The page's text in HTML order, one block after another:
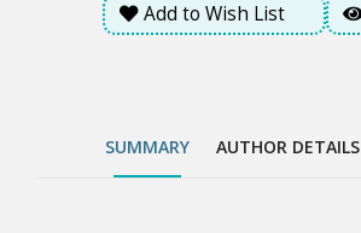
Add to Wish List
SUMMARY AUTHOR DETAILS